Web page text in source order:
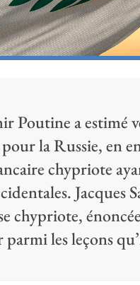
Poutine a estimé
la Russie, en
chypriote
Jacques
chypriote,
les leçons